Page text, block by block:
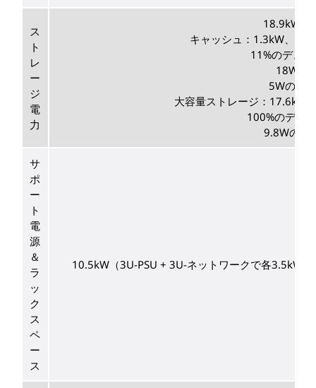
ス
ト
レ
ー
ジ
電
力
18.9kW、
キャッシュ：1.3kW、以
11%のデュ
18Wの
5Wのア
大容量ストレージ：17.6kW
100%のデュ
9.8Wの平
サ
ポ
ー
ト
電
源
＆
ラ
ッ
ク
ス
ペ
ー
ス
10.5kW（3U-PSU + 3U-ネットワークで各3.5kW